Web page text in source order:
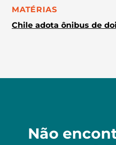
CATEGORIA:
MATÉRIAS
Chile adota ônibus de
Não